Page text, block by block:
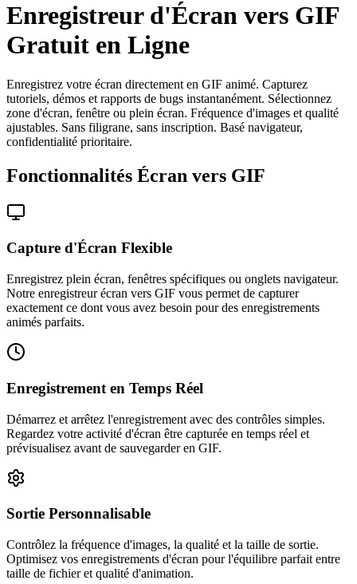
Enregistreur d'Écran vers GIF
Gratuit en Ligne
Enregistrez votre écran directement en GIF animé. Capturez
tutoriels, démos et rapports de bugs instantanément. Sélectionnez
zone d'écran, fenêtre ou plein écran. Fréquence d'images et qualité
ajustables. Sans filigrane, sans inscription. Basé navigateur,
confidentialité prioritaire.
Fonctionnalités Écran vers GIF
Capture d'Écran Flexible
Enregistrez plein écran, fenêtres spécifiques ou onglets navigateur.
Notre enregistreur écran vers GIF vous permet de capturer
exactement ce dont vous avez besoin pour des enregistrements
animés parfaits.
Enregistrement en Temps Réel
Démarrez et arrêtez l'enregistrement avec des contrôles simples.
Regardez votre activité d'écran être capturée en temps réel et
prévisualisez avant de sauvegarder en GIF.
Sortie Personnalisable
Contrôlez la fréquence d'images, la qualité et la taille de sortie.
Optimisez vos enregistrements d'écran pour l'équilibre parfait entre
taille de fichier et qualité d'animation.